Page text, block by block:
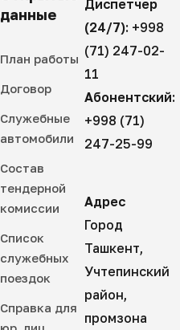
данные
План работы
Договор
Служебные
автомобили
Состав
тендерной
комиссии
Список
служебных
поездок
Справка для
Диспетчер
(24/7): +998
(71) 247-02-
11
Абонентский:
+998 (71)
247-25-99
Адрес
Город
Ташкент,
Учтепинский
район,
промзона